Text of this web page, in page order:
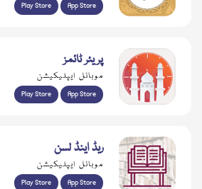
Play Store App Store
پریئر ٹائمز
موبائل ایپلیکیشن
Play Store App Store
ریڈ اینڈ لسن
موبائل ایپلیکیشن
Play Store App Store